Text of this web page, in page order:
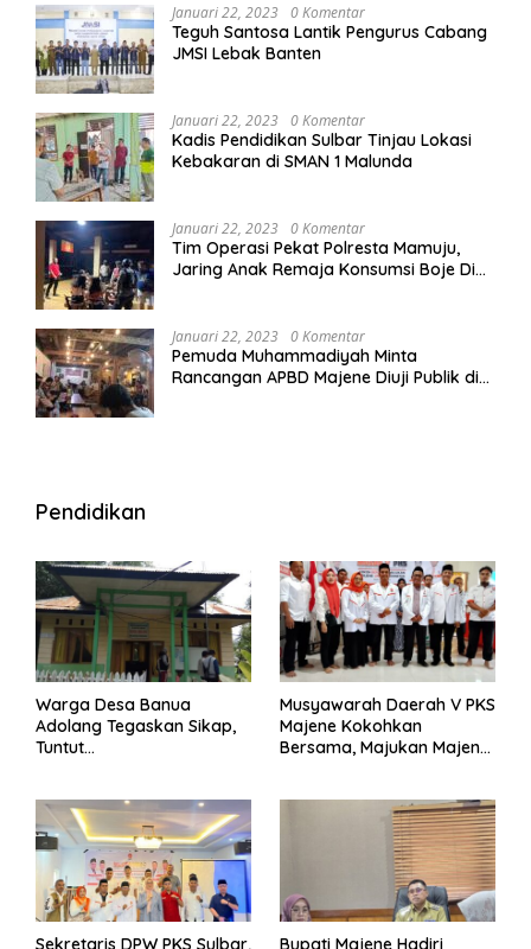
Januari 22, 2023 0 Komentar
Teguh Santosa Lantik Pengurus Cabang
JMSI Lebak Banten
Januari 22, 2023 0 Komentar
Kadis Pendidikan Sulbar Tinjau Lokasi
Kebakaran di SMAN 1 Malunda
Januari 22, 2023 0 Komentar
Tim Operasi Pekat Polresta Mamuju,
Jaring Anak Remaja Konsumsi Boje Di
Januari 22, 2023 0 Komentar
Pemuda Muhammadiyah Minta
Rancangan APBD Majene Diuji Publik di
Pendidikan
Warga Desa Banua
Adolang Tegaskan Sikap,
Tuntut
Musyawarah Daerah V PKS
Majene Kokohkan
Bersama, Majukan Majene
Sekretaris DPW PKS Sulbar, Bupati Majene Hadiri